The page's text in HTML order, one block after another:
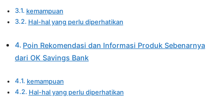
kemampuan
Hal-hal yang perlu diperhatikan
Poin Rekomendasi dan Informasi Produk Sebenarnya
dari OK Savings Bank
kemampuan
Hal-hal yang perlu diperhatikan